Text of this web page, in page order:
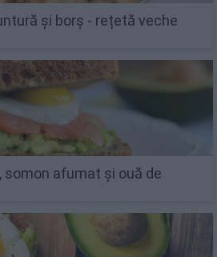
și borș - rețetă veche
somon afumat și ouă de